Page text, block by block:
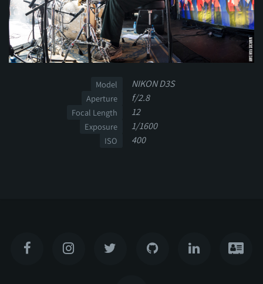
Model NIKON D3S
Aperture f/2.8
Focal Length 12
Exposure 1/1600
ISO 400